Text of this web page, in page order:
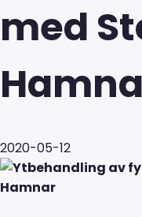
med
2020-05-12